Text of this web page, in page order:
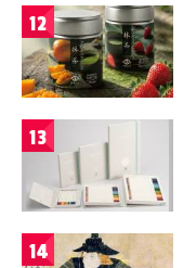
12
13
14